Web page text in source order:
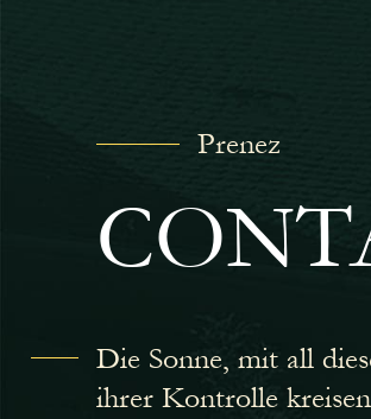
Prenez
Die Sonne, mit all
ihrer Kontrolle